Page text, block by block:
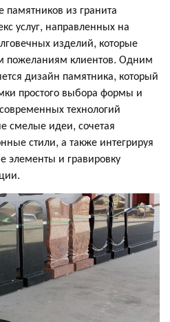
памятников из гранита
услуг, направленных на
изделий, которые
пожеланиям клиентов. Одним
дизайн памятника, который
простого выбора формы и
технологий
смелые идеи, сочетая
стили, а также интегрируя
элементы и гравировку